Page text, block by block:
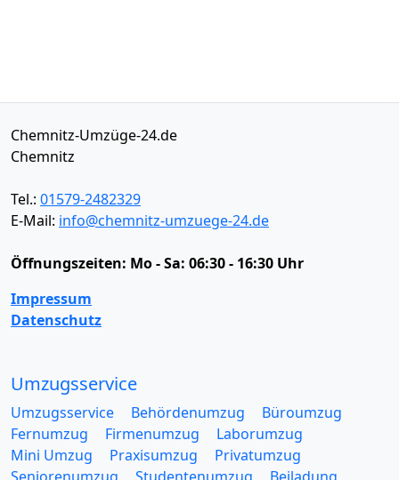
Chemnitz-Umzüge-24.de
Chemnitz
Tel.: 01579-2482329
E-Mail: info@chemnitz-umzuege-24.de
Öffnungszeiten: Mo - Sa: 06:30 - 16:30 Uhr
Impressum
Datenschutz
Umzugsservice
Umzugsservice Behördenumzug
Büroumzug
Fernumzug
Firmenumzug
Laborumzug
Mini Umzug
Praxisumzug
Privatumzug